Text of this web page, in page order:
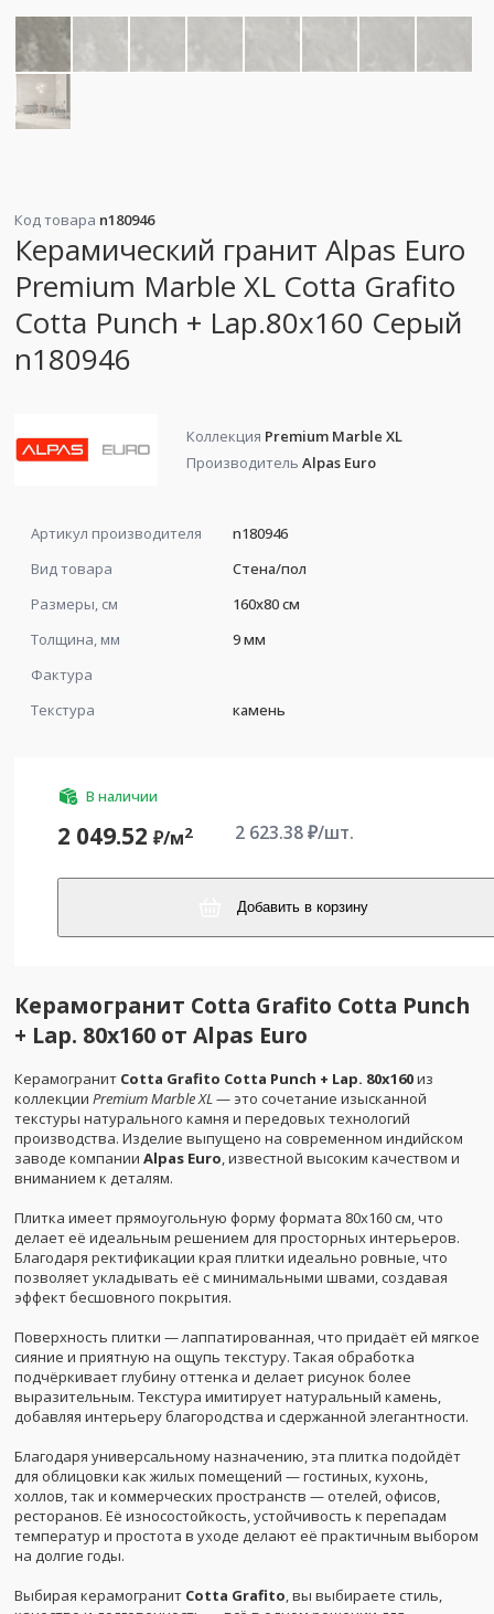
Код товара n180946
Керамический гранит Alpas Euro
Premium Marble XL Cotta Grafito
Cotta Punch + Lap.80x160 Серый
n180946
Коллекция Premium Marble XL
Производитель Alpas Euro
Артикул производителя
n180946
Вид товара
Стена/пол
Размеры, см
160x80 см
Толщина, мм
9 мм
Фактура
Текстура
камень
В наличии
2 049.52 ₽/м2 2 623.38₽/шт.
Добавить в корзину
Керамогранит Cotta Grafito Cotta Punch
+ Lap. 80x160 от Alpas Euro
Керамогранит Cotta Grafito Cotta Punch + Lap. 80x160из
коллекции Premium Marble XL — это сочетание изысканной
текстуры натурального камня и передовых технологий
производства. Изделие выпущено на современном индийском
заводе компании Alpas Euro , известной высоким качеством и
вниманием к деталям.
Плитка имеет прямоугольную форму формата 80x160 см, что
делает её идеальным решением для просторных интерьеров.
Благодаря ректификации края плитки идеально ровные, что
позволяет укладывать её с минимальными швами, создавая
эффект бесшовного покрытия.
Поверхность плитки — лаппатированная, что придаёт ей мягкое
сияние и приятную на ощупь текстуру. Такая обработка
подчёркивает глубину оттенка и делает рисунок более
выразительным. Текстура имитирует натуральный камень,
добавляя интерьеру благородства и сдержанной элегантности.
Благодаря универсальному назначению, эта плитка подойдёт
для облицовки как жилых помещений — гостиных, кухонь,
холлов, так и коммерческих пространств — отелей, офисов,
ресторанов. Её износостойкость, устойчивость к перепадам
температур и простота в уходе делают её практичным выбором
на долгие годы.
Выбирая керамогранит Cotta Grafito , вы выбираете стиль,